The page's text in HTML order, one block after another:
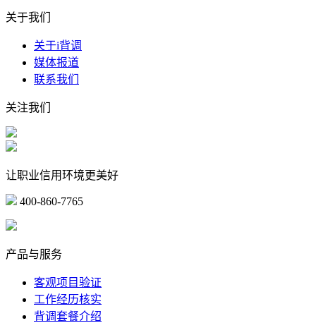
关于我们
关于i背调
媒体报道
联系我们
关注我们
让职业信用环境更美好
400-860-7765
产品与服务
客观项目验证
工作经历核实
背调套餐介绍